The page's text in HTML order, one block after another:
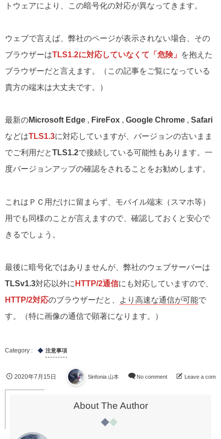
トウェアにより、この暗号化の対応が異なってきます。
ウェブで言えば、弊社のページが表示されない場合、その
ブラウザーはTLS1.2に対応していなくて「危険」
を抱えた
ブラウザーだと言えます。（この記事をご覧になっている
貴方の端末は大丈夫です。）
最新のMicrosoft Edge , FireFox , Google Chrome , Safari
などはTLS1.3に対応していますが、バージョンの古いまま
でご利用だとTLS1.2で接続している可能性もあります。一
度バージョンアップの確認をされることをお勧めします。
これはＰＣ用だけに留まらず、モバイル端末（スマホ等）
用でも同様のことが言えますので、確認しておくと安心で
きるでしょう。
最後に暗号化ではありませんが、弊社のウェブサーバーは
TLSv1.3対応以外に HTTP/2通信にも対応していますので、
HTTP/2対応のブラウザーだと、 より高速な通信が可能で
す。（特に画像の通信で顕著になります。）
注意事項
2020年7月15日 Sinfonia 山本 No comment Leave a
About The Author